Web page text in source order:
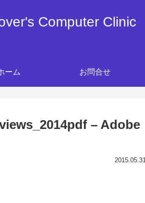
Computer Clinic
ーム お問合せ
– Adobe
2015.05.31